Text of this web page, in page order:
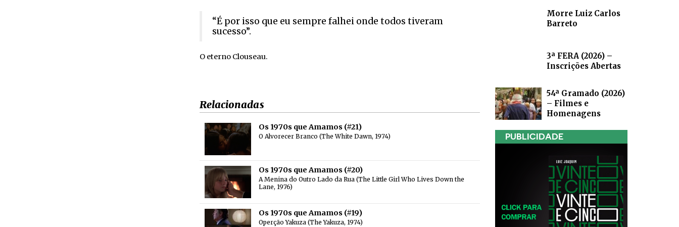
“É por isso que eu sempre falhei onde todos tiveram
sucesso”.
O eterno Clouseau.
Relacionadas
Os 1970s que Amamos (#21)
O Alvorecer Branco (The White Dawn, 1974)
Os 1970s que Amamos (#20)
A Menina do Outro Lado da Rua (The Little Girl Who Lives Down the
Lane, 1976)
Os 1970s que Amamos (#19)
Operção Yakuza (The Yakuza, 1974)
Morre Luiz Carlos
Barreto
3ª FERA (2026) –
Inscrições Abertas
54ª Gramado (2026)
– Filmes e
Homenagens
PUBLICIDADE